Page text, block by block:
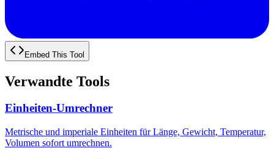
Embed This Tool
Verwandte Tools
Einheiten-Umrechner
Metrische und imperiale Einheiten für Länge, Gewicht, Temperatur,
Volumen sofort umrechnen.